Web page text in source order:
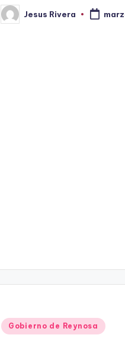
Publicado
por
Jesus Rivera
Publicado
Gobierno de Reynosa